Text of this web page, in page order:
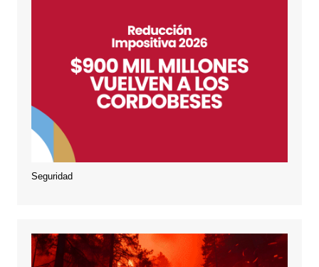
Seguridad